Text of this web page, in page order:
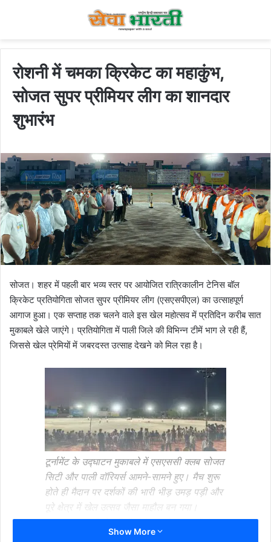
रोशनी में चमका क्रिकेट का महाकुंभ,
सोजत सुपर प्रीमियर लीग का शानदार
शुभारंभ
सोजत। शहर में पहली बार भव्य स्तर पर आयोजित रात्रिकालीन टेनिस बॉल
क्रिकेट प्रतियोगिता सोजत सुपर प्रीमियर लीग (एसएसपीएल) का उत्साहपूर्ण
आगाज हुआ। एक सप्ताह तक चलने वाले इस खेल महोत्सव में प्रतिदिन करीब सात
मुकाबले खेले जाएंगे। प्रतियोगिता में पाली जिले की विभिन्न टीमें भाग ले रही हैं,
जिससे खेल प्रेमियों में जबरदस्त उत्साह देखने को मिल रहा है।
टूर्नामेंट के उद्घाटन मुकाबले में एसएससी क्लब सोजत
सिटी और पाली वॉरियर्स आमने-सामने हुए। मैच शुरू
होते ही मैदान पर दर्शकों की भारी भीड़ उमड़ पड़ी और
पूरे क्षेत्र में खेल उत्सव जैसा माहौल बन गया।
फ्लडलाइट्स की रोशनी में खेले जा रहे मुकाबलों ने
दर्शकों का खास आकर्षण केंद्र बना दिया।
Show More